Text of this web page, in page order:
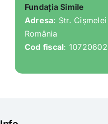
Fundația Simile
Adresa: Str.
România
Cod fiscal: 10720602